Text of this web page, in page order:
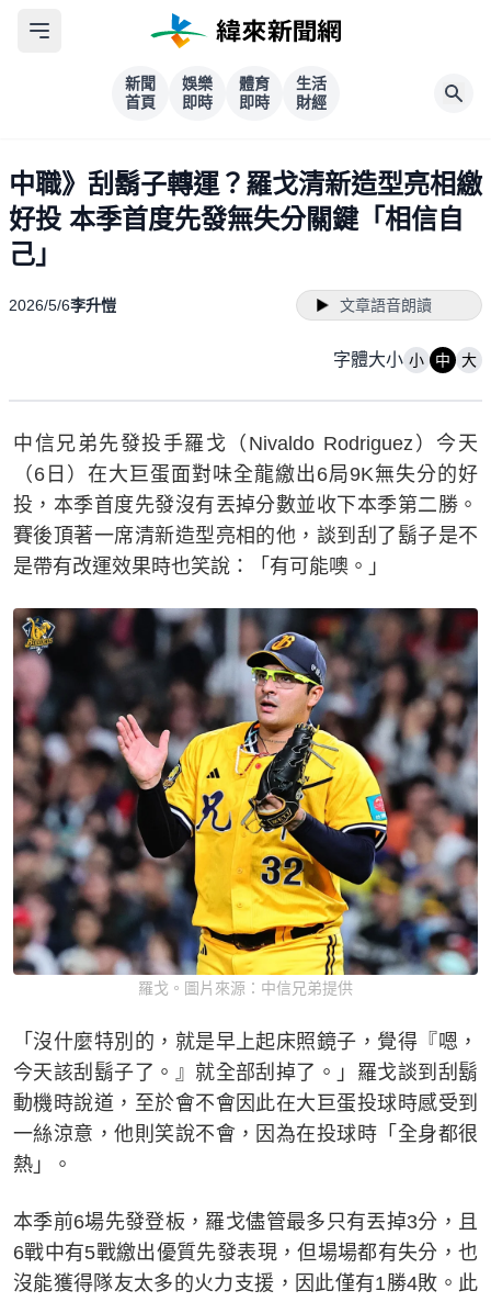
新聞
首頁
娛樂
即時
體育
即時
生活
財經
中職》刮鬍子轉運？羅戈清新造型亮相繳
好投 本季首度先發無失分關鍵「相信自
己」
2026/5/6李升愷 文章語音朗讀
字體大小 小 中 大
中信兄弟先發投手羅戈（Nivaldo Rodriguez）今天
（6日）在大巨蛋面對味全龍繳出6局9K無失分的好
投，本季首度先發沒有丟掉分數並收下本季第二勝。
賽後頂著一席清新造型亮相的他，談到刮了鬍子是不
是帶有改運效果時也笑說：「有可能噢。」
羅戈。圖片來源：中信兄弟提供
「沒什麼特別的，就是早上起床照鏡子，覺得『嗯，
今天該刮鬍子了。』就全部刮掉了。」羅戈談到刮鬍
動機時說道，至於會不會因此在大巨蛋投球時感受到
一絲涼意，他則笑說不會，因為在投球時「全身都很
熱」。
本季前6場先發登板，羅戈儘管最多只有丟掉3分，且
6戰中有5戰繳出優質先發表現，但場場都有失分，也
沒能獲得隊友太多的火力支援，因此僅有1勝4敗。此